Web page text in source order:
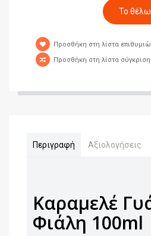
Προσθήκη στη λίστα
Προσθήκη στη λίστα
Περιγραφή Αξιολογήσεις
Καραμελέ
Φιάλη 100ml